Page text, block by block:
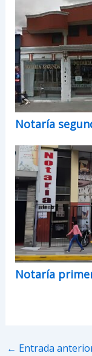
Notaría
Notaría
← Entrada